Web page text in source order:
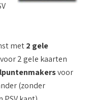
met2 gele
2 gele kaarten
voor
(zonder